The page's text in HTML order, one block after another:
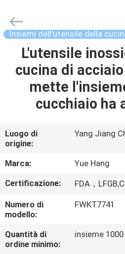
CASA
PRODOTTI
NOI
GIRO
DELLA
FABBRICA
CONTROLLO
DI
silicone
fornitore.
Copyright
Guangzhou
Insiemi dell'utensile della
L'utensile
cucina di
mette
cucchiaio ha
Luogo di
origine:
Yang Jiang
Marca:
Yue Hang
Certificazione:
FDA，
Numero di
modello:
FWKT7741
Quantità di
ordine minimo:
insieme 1000